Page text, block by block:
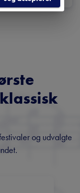
og udvalgte